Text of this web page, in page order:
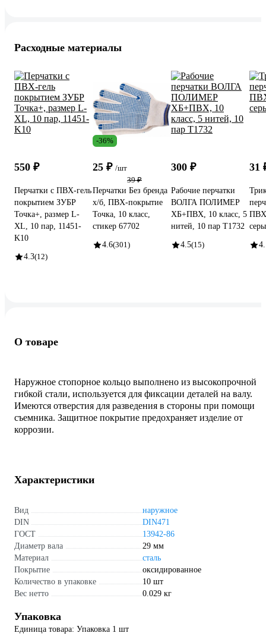
Расходные материалы
550 ₽
Перчатки с ПВХ-гель
покрытием ЗУБР
Точка+, размер L-
XL, 10 пар, 11451-
K10
4.3(12)
-36%
25 ₽ /шт
39 ₽
Перчатки Без бренда
х/б, ПВХ-покрытие
Точка, 10 класс,
стикер 67702
4.6(301)
300 ₽
Рабочие перчатки
ВОЛГА ПОЛИМЕР
ХБ+ПВХ, 10 класс, 5
нитей, 10 пар Т1732
4.5(15)
31
О товаре
Наружное стопорное кольцо выполнено из высокопрочной
гибкой стали, используется для фиксации деталей на валу.
Имеются отверстия для разведения в стороны при помощи
съемника. Защитное покрытие предохраняет изделие от
коррозии.
Характеристики
Вид
наружное
DIN
DIN471
ГОСТ
13942-86
Диаметр вала
29 мм
Материал
сталь
Покрытие
оксидированное
Количество в упаковке
10 шт
Вес нетто
0.029 кг
Упаковка
Единица товара: Упаковка 1 шт